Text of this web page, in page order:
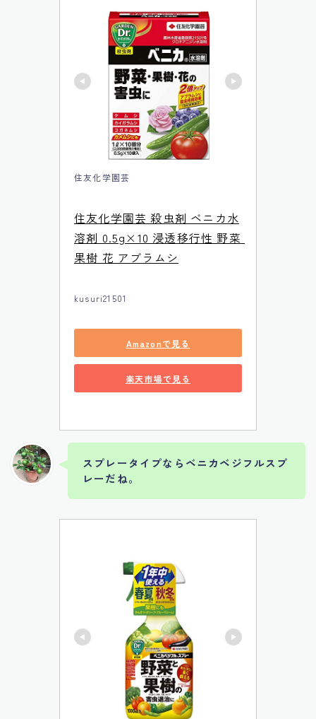
住友化学園芸
住友化学園芸 殺虫剤 ベニカ水
溶剤 0.5g×10 浸透移行性 野菜
果樹 花 アブラムシ
kusuri21501
Amazonで見る
楽天市場で見る
スプレータイプならベニカベジフルスプ
レーだね。